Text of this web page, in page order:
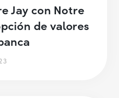
Jay con Notre
de valores